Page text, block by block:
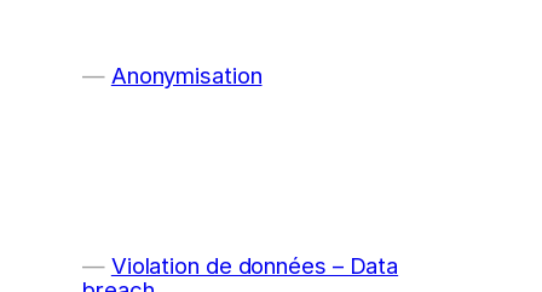
Anonymisation
Violation de données – Data